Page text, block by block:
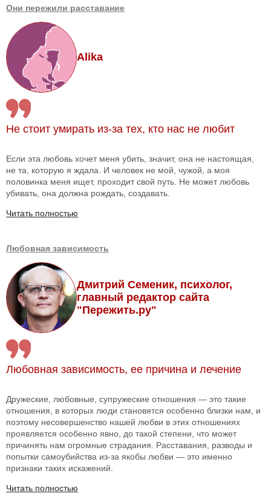
Они пережили расставание
Alika
Не стоит умирать из-за тех, кто нас не любит
Если эта любовь хочет меня убить, значит, она не настоящая,
не та, которую я ждала. И человек не мой, чужой, а моя
половинка меня ищет, проходит свой путь. Не может любовь
убивать, она должна рождать, создавать.
Читать полностью
Любовная зависимость
Дмитрий Семеник, психолог,
главный редактор сайта
"Пережить.ру"
Любовная зависимость, ее причина и лечение
Дружеские, любовные, супружеские отношения — это такие
отношения, в которых люди становятся особенно близки нам, и
поэтому несовершенство нашей любви в этих отношениях
проявляется особенно явно, до такой степени, что может
причинять нам огромные страдания. Расставания, разводы и
попытки самоубийства из-за якобы любви — это именно
признаки таких искажений.
Читать полностью